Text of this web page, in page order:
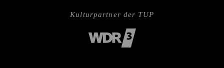
Kulturpartner der TUP